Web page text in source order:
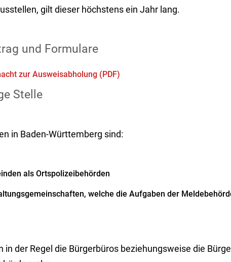
gilt dieser höchstens ein Jahr lang.
und Formulare
zur Ausweisabholung (PDF)
Stelle
in Baden-Württemberg sind:
als Ortspolizeibehörden
welche die Aufgaben der
in der Regel die Bürgerbüros beziehungsweise die